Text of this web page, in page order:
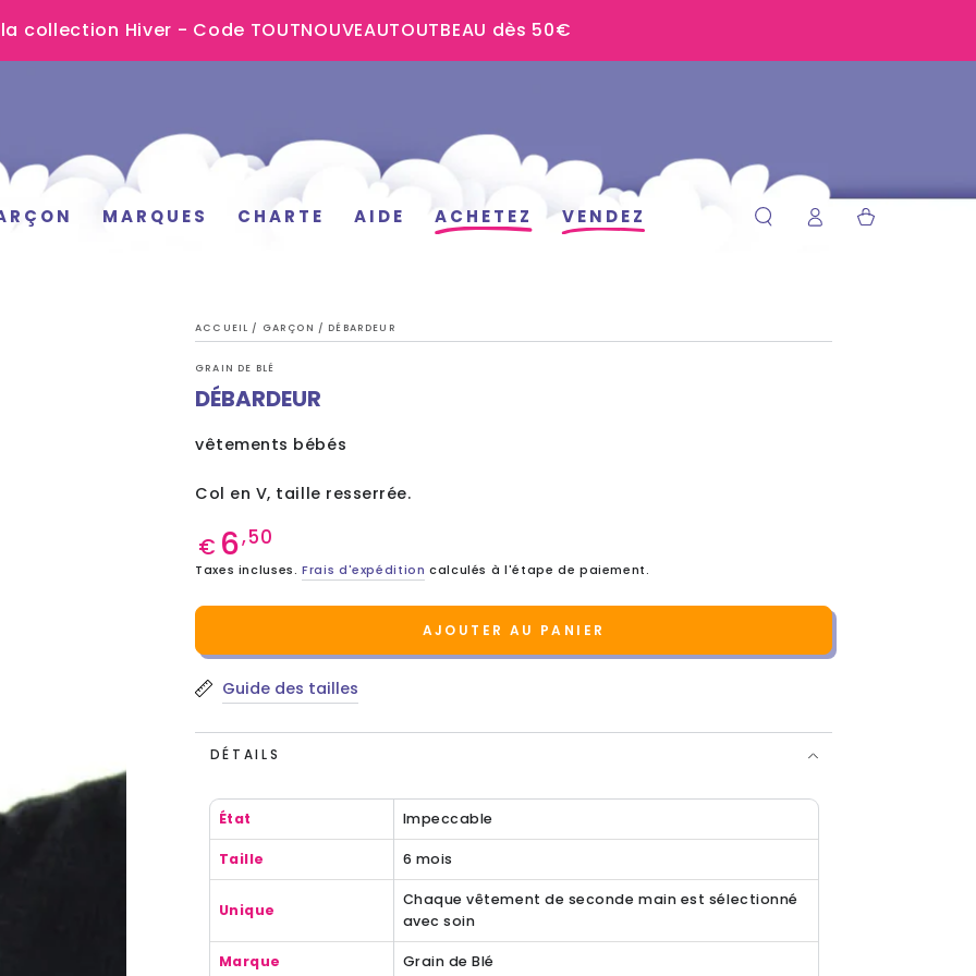
collection Hiver - Code TOUTNOUVEAUTOUTBEAU dès 50€
MARQUES CHARTE AIDE ACHETEZ VENDEZ ConnexionPanier
ACCUEIL / GARÇON / DÉBARDEUR
GRAIN DE BLÉ
DÉBARDEUR
vêtements bébés
Col en V, taille resserrée.
Prix
normal
€ 6,50
Taxes incluses.Frais d'expédition calculés à l'étape de paiement.
AJOUTER AU PANIER
Guide des tailles
DÉTAILS
État Impeccable
Taille 6 mois
Unique
Chaque vêtement de seconde main est sélectionné
avec soin
Marque Grain de Blé